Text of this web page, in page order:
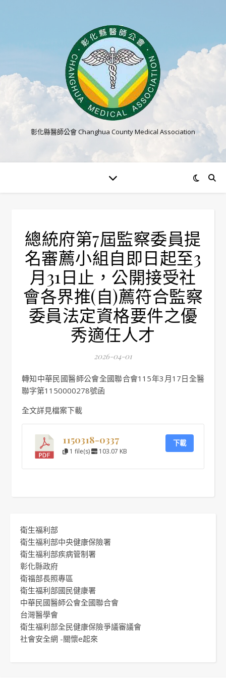
彰化縣醫師公會 Changhua County Medical Association
總統府第7屆監察委員提
名審薦小組自即日起至3
月31日止，公開接受社
會各界推(自)薦符合監察
委員法定資格要件之優
秀適任人才
2026-04-01
轉知中華民國醫師公會全國聯合會115年3月17日全醫
聯字第1150000278號函
全文詳見檔案下載
1150318-0337
1 file(s) 103.07 KB
下載
衛生福利部
衛生福利部中央健康保險署
衛生福利部疾病管制署
彰化縣政府
衛福部長照專區
衛生福利部國民健康署
中華民國醫師公會全國聯合會
台灣醫學會
衛生福利部全民健康保險爭議審議會
社會安全網 -關懷e起來